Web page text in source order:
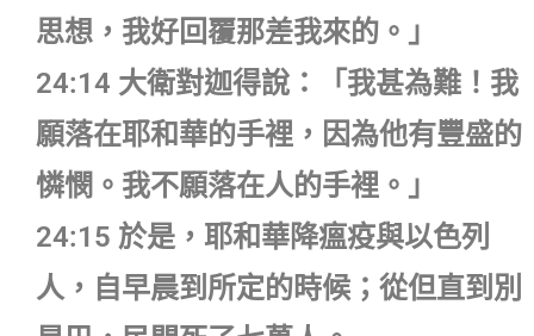
思想，我好回覆那差我來的。」
24:14 大衛對迦得說：「我甚為難！我
願落在耶和華的手裡，因為他有豐盛的
憐憫。我不願落在人的手裡。」
24:15 於是，耶和華降瘟疫與以色列
人，自早晨到所定的時候；從但直到別